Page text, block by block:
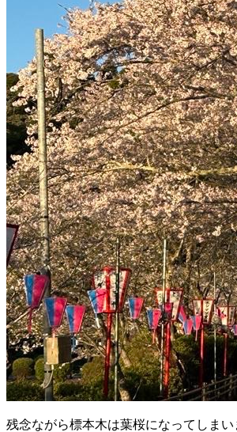
残念ながら標本木は葉桜になってしまい